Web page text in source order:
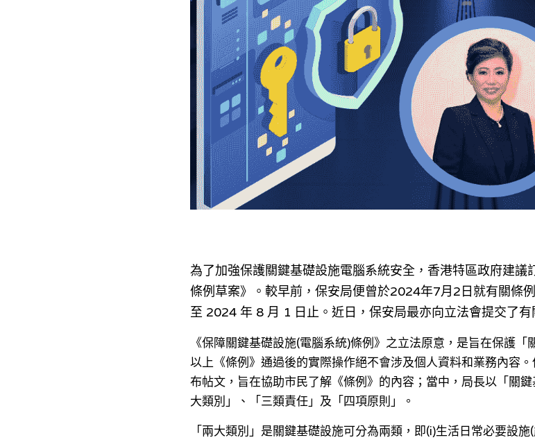
為了加強保護關鍵基礎設施電腦系統安全，香港特區政府建議
條例草案》。較早前，保安局便曾於2024年7月2日就有關條
至 2024 年 8 月 1 日止。近日，保安局最亦向立法會提交了有
《保障關鍵基礎設施(電腦系統)條例》之立法原意，是旨在保護「
以上《條例》通過後的實際操作絕不會涉及個人資料和業務內容
布帖文，旨在協助市民了解《條例》的內容；當中，局長以「關
大類別」、「三類責任」及「四項原則」。
「兩大類別」是關鍵基礎設施可分為兩類，即(i)生活日常必要設